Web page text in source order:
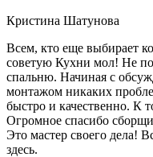
Кристина Шатунова
Всем, кто еще выбирает
советую Кухни мол! Не
спальню. Начиная с
монтажом никаких
быстро и качественно. К
Огромное спасибо
Это мастер своего дела!
здесь.